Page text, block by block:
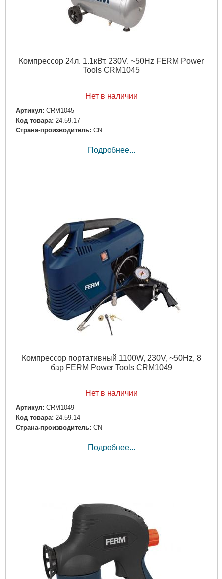
Компрессор 24л, 1.1кВт, 230V, ~50Hz FERM Power
Tools CRM1045
Нет в наличии
Артикул: CRM1045
Код товара: 24.59.17
Страна-производитель: CN
Подробнее...
Компрессор портативный 1100W, 230V, ~50Hz, 8
бар FERM Power Tools CRM1049
Нет в наличии
Артикул: CRM1049
Код товара: 24.59.14
Страна-производитель: CN
Подробнее...